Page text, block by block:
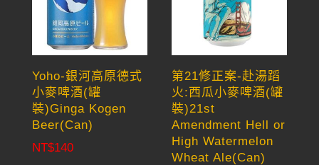
Yoho-銀河高原德式
小麥啤酒(罐
裝)Ginga Kogen
Beer(Can)
NT$140
第21修正案-赴湯蹈
火:西瓜小麥啤酒(罐
裝)21st
Amendment Hell or
High Watermelon
Wheat Ale(Can)